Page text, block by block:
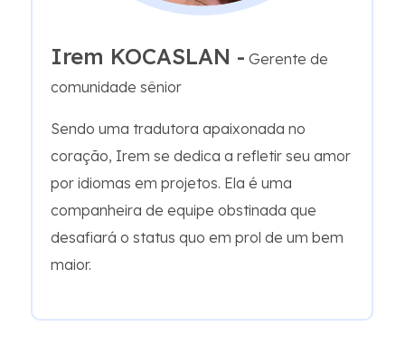
Irem KOCASLAN - Gerente de
comunidade sênior
Sendo uma tradutora apaixonada no
coração, Irem se dedica a refletir seu amor
por idiomas em projetos. Ela é uma
companheira de equipe obstinada que
desafiará o status quo em prol de um bem
maior.